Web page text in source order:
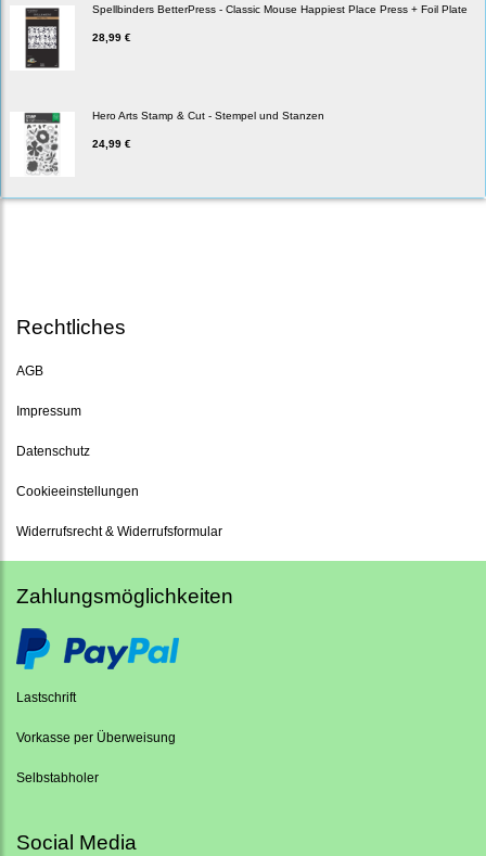
Spellbinders BetterPress - Classic Mouse Happiest Place Press + Foil Plate
28,99 €
Hero Arts Stamp & Cut - Stempel und Stanzen
24,99 €
Rechtliches
AGB
Impressum
Datenschutz
Cookieeinstellungen
Widerrufsrecht & Widerrufsformular
Zahlungsmöglichkeiten
Lastschrift
Vorkasse per Überweisung
Selbstabholer
Social Media